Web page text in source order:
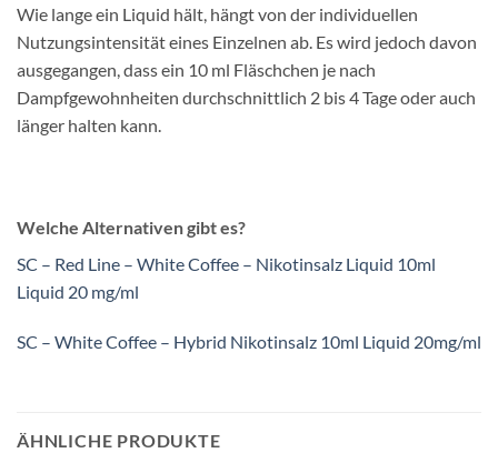
Wie lange ein Liquid hält, hängt von der individuellen
Nutzungsintensität eines Einzelnen ab. Es wird jedoch davon
ausgegangen, dass ein 10 ml Fläschchen je nach
Dampfgewohnheiten durchschnittlich 2 bis 4 Tage oder auch
länger halten kann.
Welche Alternativen gibt es?
SC – Red Line – White Coffee – Nikotinsalz Liquid 10ml
Liquid 20 mg/ml
SC – White Coffee – Hybrid Nikotinsalz 10ml Liquid 20mg/ml
ÄHNLICHE PRODUKTE